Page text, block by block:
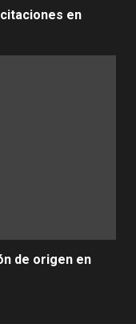
en
de origen en